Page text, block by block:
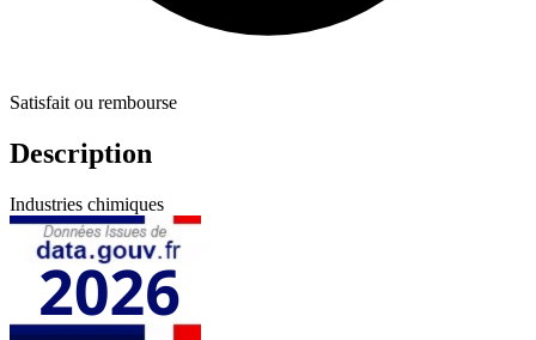
Satisfait ou rembourse
Description
Industries chimiques